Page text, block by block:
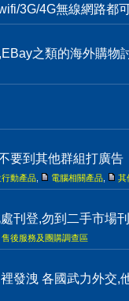
3G/4G無線網路都
之類的海外購物
要到其他群組打廣告
行動產品 電腦相關產品 其
刊登,勿到二手市場
售後服務及團購調查區
發洩 各國武力外交,